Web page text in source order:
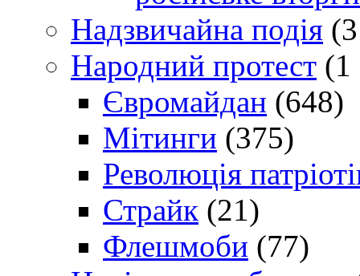
Надзвичайна подія
Народний протест (1
Євромайдан (648)
Мітинги (375)
Революція
Страйк (21)
Флешмоби (77)